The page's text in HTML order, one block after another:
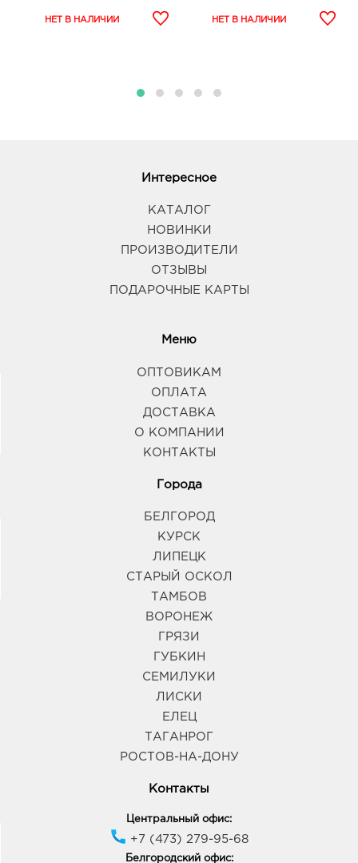
Интересное
КАТАЛОГ
НОВИНКИ
ПРОИЗВОДИТЕЛИ
ОТЗЫВЫ
ПОДАРОЧНЫЕ КАРТЫ
Меню
ОПТОВИКАМ
ОПЛАТА
ДОСТАВКА
О КОМПАНИИ
КОНТАКТЫ
Города
БЕЛГОРОД
КУРСК
ЛИПЕЦК
СТАРЫЙ ОСКОЛ
ТАМБОВ
ВОРОНЕЖ
ГРЯЗИ
ГУБКИН
СЕМИЛУКИ
ЛИСКИ
ЕЛЕЦ
ТАГАНРОГ
РОСТОВ-НА-ДОНУ
Контакты
Центральный офис:
+7 (473) 279-95-68
Белгородский офис: